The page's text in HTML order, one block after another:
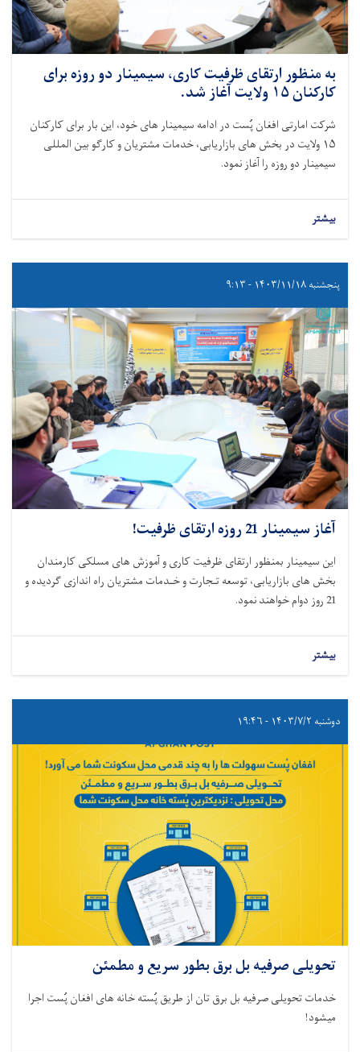
به منظور ارتقای ظرفیت کاری، سیمینار دو روزه برای
کارکنان ۱۵ ولایت آغاز شد.
شرکت امارتی افغان پُست در ادامه سیمینار های خود، این بار برای کارکنان
۱۵ ولایت در بخش های بازاریابی، خدمات مشتریان و کارگو بین المللی
سیمینار دو روزه را آغاز نمود.
بیشتر
پنجشنبه ۱۴۰۳/۱۱/۱۸ - ۹:۱۳
آغاز سیمینار 21 روزه ارتقای ظرفیت!
این سیمینار بمنظور ارتقای ظرفیت کاری و آموزش های مسلکی کارمندان
بخش های بازاریابی، توسعه تـجارت و خـدمات مشتریان راه اندازی گردیده و
21 روز دوام خواهند نمود.
بیشتر
دوشنبه ۱۴۰۳/۷/۲ - ۱۹:۴۶
تحویلی صرفیه بل برق بطور سریع و مطمئن
خدمات تحویلی صرفیه بل برق تان از طریق پُسته خانه های افغان پُست اجرا
میشود!